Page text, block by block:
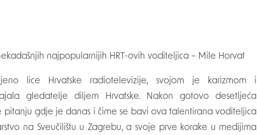
najpopularnijih HRT-ovih voditeljica – Mile Horvat
lice Hrvatske radiotelevizije, svojom je karizmom i
gledatelje diljem Hrvatske. Nakon gotovo desetljeća
pitanju gdje je danas i čime se bavi ova talentirana voditeljica
na Sveučilištu u Zagrebu, a svoje prve korake u medijima